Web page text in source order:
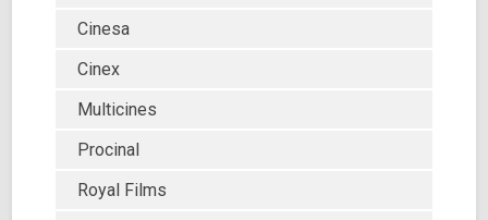
Cinesa
Cinex
Multicines
Procinal
Royal Films